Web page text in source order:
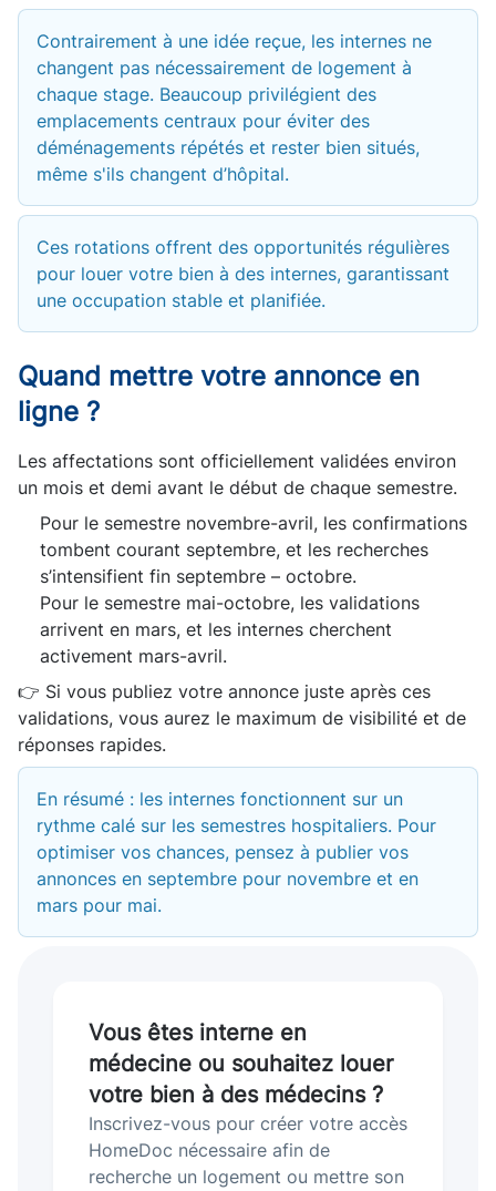
Contrairement à une idée reçue, les internes ne
changent pas nécessairement de logement à
chaque stage. Beaucoup privilégient des
emplacements centraux pour éviter des
déménagements répétés et rester bien situés,
même s'ils changent d’hôpital.
Ces rotations offrent des opportunités régulières
pour louer votre bien à des internes, garantissant
une occupation stable et planifiée.
Quand mettre votre annonce en
ligne ?
Les affectations sont officiellement validées environ
un mois et demi avant le début de chaque semestre.
Pour le semestre novembre-avril, les confirmations
tombent courant septembre, et les recherches
s’intensifient fin septembre – octobre.
Pour le semestre mai-octobre, les validations
arrivent en mars, et les internes cherchent
activement mars-avril.
👉 Si vous publiez votre annonce juste après ces
validations, vous aurez le maximum de visibilité et de
réponses rapides.
En résumé : les internes fonctionnent sur un
rythme calé sur les semestres hospitaliers. Pour
optimiser vos chances, pensez à publier vos
annonces en septembre pour novembre et en
mars pour mai.
Vous êtes interne en
médecine ou souhaitez louer
votre bien à des médecins ?
Inscrivez-vous pour créer votre accès
HomeDoc nécessaire afin de
recherche un logement ou mettre son